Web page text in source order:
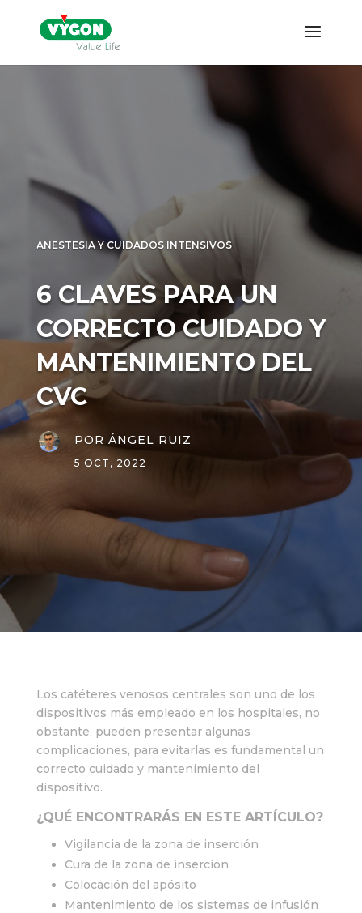
ANESTESIA Y CUIDADOS INTENSIVOS
6 CLAVES PARA UN
CORRECTO CUIDADO Y
MANTENIMIENTO DEL
CVC
POR ÁNGEL RUIZ
5 OCT, 2022
Los catéteres venosos centrales son uno de los
dispositivos más empleado en los hospitales, no
obstante, pueden presentar algunas
complicaciones, para evitarlas es fundamental un
correcto cuidado y mantenimiento del
dispositivo.
¿QUÉ ENCONTRARÁS EN ESTE ARTÍCULO?
Vigilancia de la zona de inserción
Cura de la zona de inserción
Colocación del apósito
Mantenimiento de los sistemas de infusión